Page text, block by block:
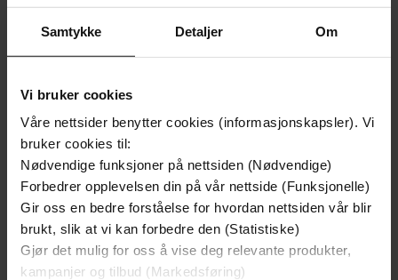
Samtykke Detaljer Om
Vi bruker cookies
Våre nettsider benytter cookies (informasjonskapsler). Vi
bruker cookies til:
Nødvendige funksjoner på nettsiden (Nødvendige)
Forbedrer opplevelsen din på vår nettside (Funksjonelle)
Gir oss en bedre forståelse for hvordan nettsiden vår blir
brukt, slik at vi kan forbedre den (Statistiske)
Gjør det mulig for oss å vise deg relevante produkter,
kampanjer og tilbud (Markedsføring)
199,-
Minnesota
Jo Nesbø
EBOK
349,-
Utskudd
Jørn Lier Horst
EBOK